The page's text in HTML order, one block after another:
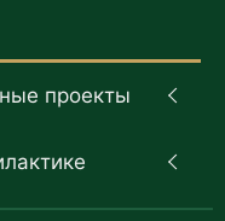
проекты